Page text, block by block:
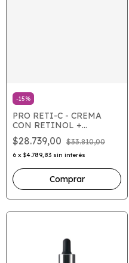
-15%
PRO RETI-C - CREMA
CON RETINOL +
VITAMINA C
$28.739,00 $33.810,00
6 x $4.789,83 sin interés